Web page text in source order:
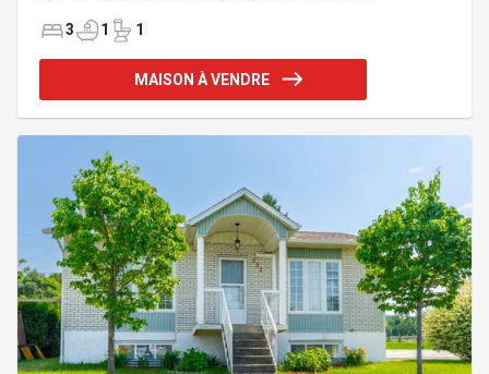
sol semi aménagé offrant plusieurs possibilités.
Secteur tranquille et recherché à proximité des
paisible cul-de-sac, offrant un environnement idéal
d'en aménager une 3e selon vos besoins, parfaite
pour une famille
3 1 1
MAISON À VENDRE